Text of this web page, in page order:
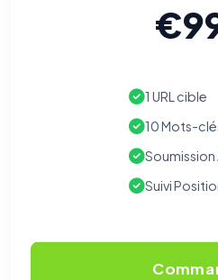
1 URL cible
10 Mots-
Soumission
Suivi